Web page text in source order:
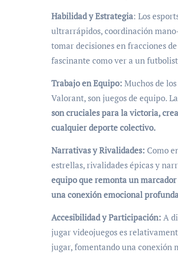
Habilidad y Estrategia: Los
ultrarrápidos, coordinación
tomar decisiones en fracciones
fascinante como ver a un
Trabajo en Equipo: Muchos de
Valorant, son juegos de equipo.
son cruciales para la victoria,
cualquier deporte colectivo.
Narrativas y Rivalidades: Como
estrellas, rivalidades épicas y
equipo que remonta un
una conexión emocional
Accesibilidad y Participación: A
jugar videojuegos es
jugar, fomentando una conexión